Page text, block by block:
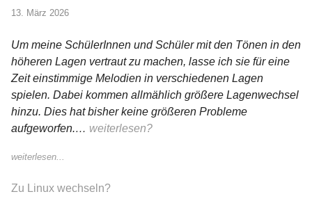
13. März 2026
Um meine SchülerInnen und Schüler mit den Tönen in den
höheren Lagen vertraut zu machen, lasse ich sie für eine
Zeit einstimmige Melodien in verschiedenen Lagen
spielen. Dabei kommen allmählich größere Lagenwechsel
hinzu. Dies hat bisher keine größeren Probleme
aufgeworfen.… weiterlesen?
weiterlesen...
Zu Linux wechseln?